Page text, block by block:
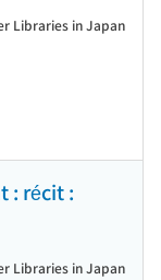
Libraries in Japan
: récit :
Libraries in Japan